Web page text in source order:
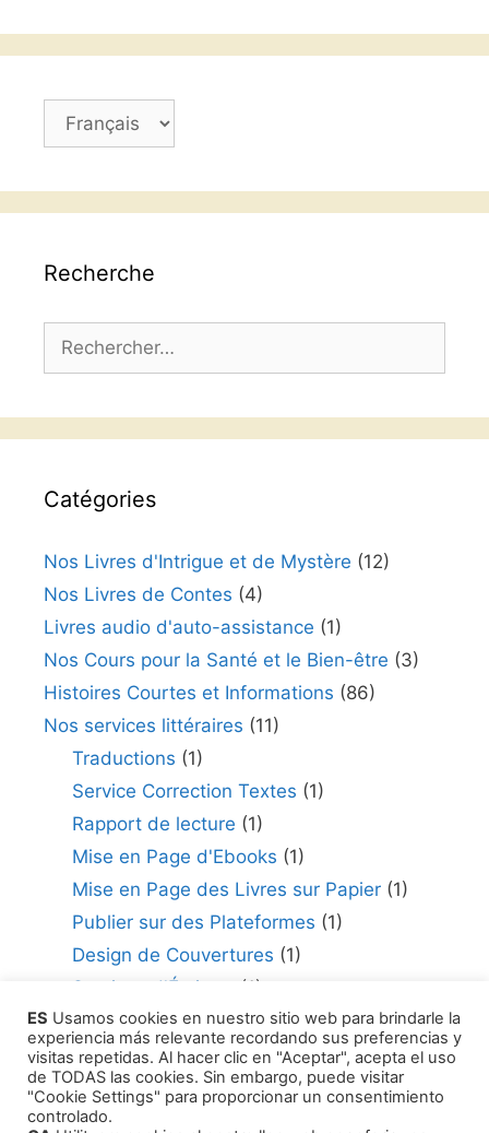
o
k
p
Choisir
Recherche
Catégories
Nos Livres d'Intrigue et de Mystère (12)
Nos Livres de Contes (4)
Livres audio d'auto-assistance (1)
Nos Cours pour la Santé et le Bien-être (3)
Histoires Courtes et Informations (86)
Nos services littéraires (11)
Traductions (1)
Service Correction Textes (1)
Rapport de lecture (1)
Mise en Page d'Ebooks (1)
Mise en Page des Livres sur Papier(1)
Publier sur des Plateformes (1)
Design de Couvertures (1)
Services d'Écriture
(1)
Consultant en édition(1)
Comment Publier Votre Travail(1)
Agents Littéraires (1)
ES Usamos cookies en nuestro sitio web para brindarle la
experiencia más relevante recordando sus preferencias y
visitas repetidas. Al hacer clic en "Aceptar", acepta el uso
de TODAS las cookies. Sin embargo, puede visitar
"Cookie Settings" para proporcionar un consentimiento
controlado.